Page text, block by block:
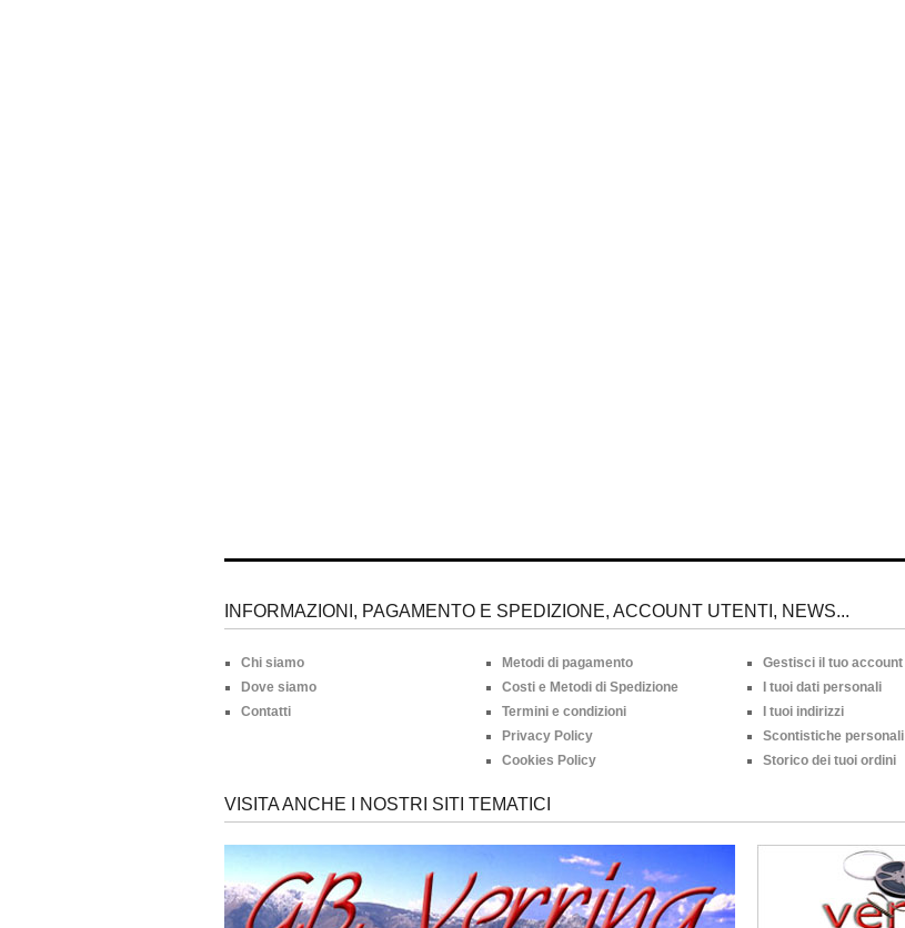
INFORMAZIONI, PAGAMENTO E SPEDIZIONE, ACCOUNT UTENTI, NEWS...
Chi siamo
Dove siamo
Contatti
Metodi di pagamento
Costi e Metodi di Spedizione
Termini e condizioni
Privacy Policy
Cookies Policy
Gestisci il tuo account
I tuoi dati personali
I tuoi indirizzi
Scontistiche personali
Storico dei tuoi ordini
VISITA ANCHE I NOSTRI SITI TEMATICI